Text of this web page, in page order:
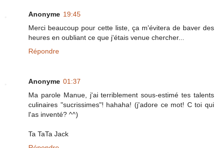
Anonyme 19:45
Merci beaucoup pour cette liste, ça m'évitera de baver des
heures en oubliant ce que j'étais venue chercher...
Répondre
Anonyme 01:37
Ma parole Manue, j'ai terriblement sous-estimé tes talents
culinaires "sucrissimes"! hahaha! (j'adore ce mot! C toi qui
l'as inventé? ^^)
Ta TaTa Jack